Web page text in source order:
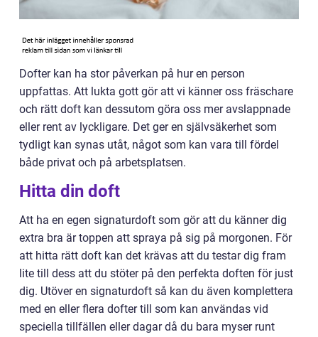
Dofter kan ha stor påverkan på hur en person
uppfattas. Att lukta gott gör att vi känner oss fräschare
och rätt doft kan dessutom göra oss mer avslappnade
eller rent av lyckligare. Det ger en självsäkerhet som
tydligt kan synas utåt, något som kan vara till fördel
både privat och på arbetsplatsen.
Hitta din doft
Att ha en egen signaturdoft som gör att du känner dig
extra bra är toppen att spraya på sig på morgonen. För
att hitta rätt doft kan det krävas att du testar dig fram
lite till dess att du stöter på den perfekta doften för just
dig. Utöver en signaturdoft så kan du även komplettera
med en eller flera dofter till som kan användas vid
speciella tillfällen eller dagar då du bara myser runt